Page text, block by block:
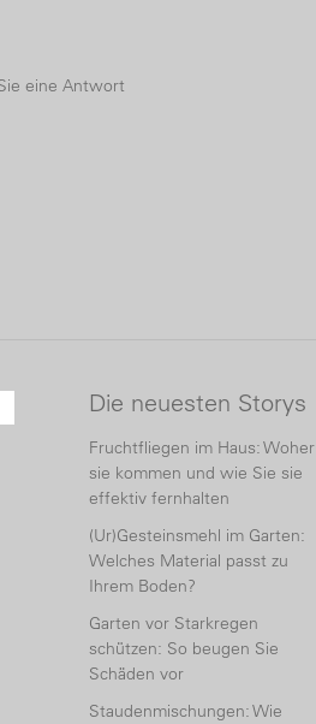
eine Antwort
Die neuesten Storys
Fruchtfliegen im Haus: Woher
sie kommen und wie Sie sie
effektiv fernhalten
(Ur)Gesteinsmehl im Garten:
Welches Material passt zu
Ihrem Boden?
Garten vor Starkregen
schützen: So beugen Sie
Schäden vor
Staudenmischungen: Wie